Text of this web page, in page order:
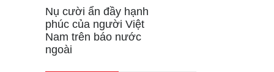
Nụ cười ẩn đầy hạnh
phúc của người Việt
Nam trên báo nước
ngoài